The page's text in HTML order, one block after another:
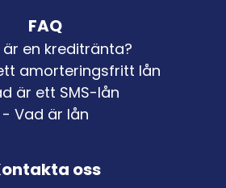
FAQ
en kreditränta?
amorteringsfritt lån
är ett SMS-lån
- Vad är lån
oss